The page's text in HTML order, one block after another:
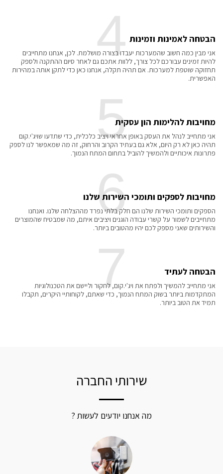
4 הבטחה לאמינות וזמינות
אני מבין כמה חשוב שהמערכות יעבדו בצורה מושלמת. לכן, אנחנו מתחייבים
להיות זמינים עבורכם לכל צורך, ללוות אתכם גם לאחר סיום ההתקנה ולספק
תחזוקה שוטפת למערכות. אם תהיה תקלה, אנחנו כאן כדי לתקן אותה במהירות
האפשרית.
5מחויבות להלימות הון עסקית
אני מתחייב לנהל את העסק באופן אחראי ויציב כלכלית, כדי שתדעו שויג'י.קום
תהיה כאן לא רק היום, אלא גם בעתיד הקרוב והרחוק, זה מה שמאפשר לנו לספק
פתרונות איכותיים ולהמשיך להוביל בתחום המתח הנמוך.
6
מחויבות לספקים ותומכי השירות שלנו
הספקים ותומכי השירות שלנו הם חלק בלתי נפרד מההצלחה שלנו. ואנחנו
מתחייבים לשמור על קשרי עבודה הוגנים ויציבים איתם, מה שמבטיח שהמוצרים
והשירותים שאני מספק לכם יהיו מהטובים ביותר.
7 הבטחה לעתיד
אני מתחייב להמשיך ולפתח את ויג'י.קום, לחקור וליישם את הטכנולוגיות
המתקדמות ביותר בשוק המתח הנמוך, כדי שאתם, לקוחותיי היקרים, תקבלו
תמיד את הטוב ביותר.
שירותי החברה
מה אנחנו יודעים לעשות ?